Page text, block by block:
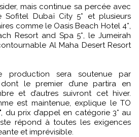
mais continue sa percée avec
Sofitel Dubaï City 5* et plusieurs
comme le Oasis Beach Hotel 4*,
Resort and Spa 5*, le Jumeirah
Al Maha Desert Resort
production sera soutenue par
le premier d’une partira en
et d’autres suivront cet hiver.
est maintenue, explique le TO
du prix d’appel en catégorie 3* au
répond à toutes les exigences
et imprévisible.